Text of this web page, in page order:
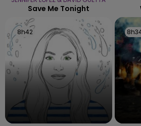
Save Me Tonight
8h42
8h42